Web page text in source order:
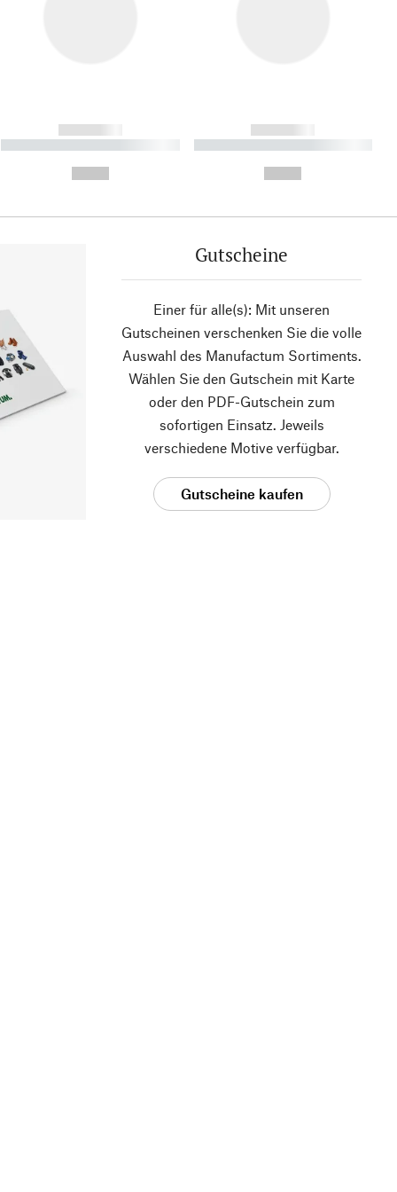
------------
----------- ----------- ----------
------------
----------- ----------- ----------
Gutscheine
Einer für alle(s): Mit unseren
Gutscheinen verschenken Sie die volle
Auswahl des Manufactum Sortiments.
Wählen Sie den Gutschein mit Karte
oder den PDF-Gutschein zum
sofortigen Einsatz. Jeweils
verschiedene Motive verfügbar.
Gutscheine kaufen